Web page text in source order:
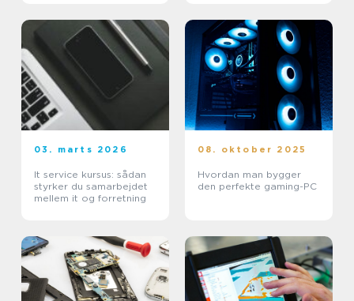
03. marts 2026
It service kursus: sådan
styrker du samarbejdet
mellem it og forretning
08. oktober 2025
Hvordan man bygger
den perfekte gaming-PC